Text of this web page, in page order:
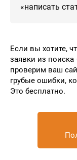
«написать
Если вы хотите,
заявки из
проверим ваш
грубые ошибки,
Это бесплатно.